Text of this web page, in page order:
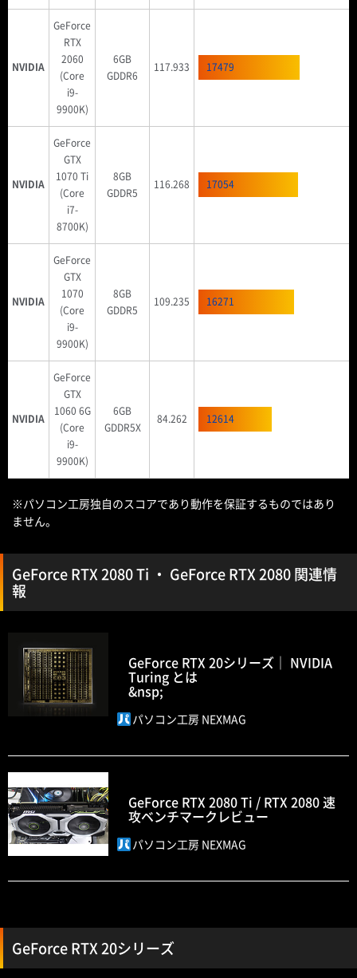
NVIDIA
GeForce
RTX
2060
(Core
i9-
9900K)
6GB
GDDR6
117.933 17479
NVIDIA
GeForce
GTX
1070 Ti
(Core
i7-
8700K)
8GB
GDDR5
116.268 17054
NVIDIA
GeForce
GTX
1070
(Core
i9-
9900K)
8GB
GDDR5
109.235 16271
NVIDIA
GeForce
GTX
1060 6G
(Core
i9-
9900K)
6GB
GDDR5X
84.262 12614
※パソコン工房独自のスコアであり動作を保証するものではあり
ません。
GeForce RTX 2080 Ti ・ GeForce RTX 2080 関連情
報
GeForce RTX 20シリーズ｜ NVIDIA
Turing とは
&nsp;
パソコン工房 NEXMAG
GeForce RTX 2080 Ti / RTX 2080 速
攻ベンチマークレビュー
パソコン工房 NEXMAG
GeForce RTX 20シリーズ